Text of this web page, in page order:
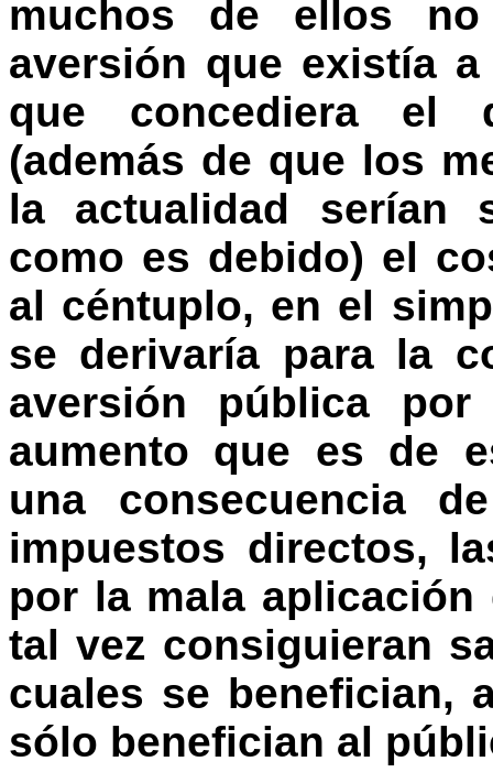
muchos de ellos
aversión que existía
que concediera el
(además de que los
la actualidad serían
como es debido) el
al céntuplo, en el
se derivaría para la
aversión pública
aumento que es de
una consecuencia
impuestos directos,
por la mala
tal vez consiguieran
cuales se benefician,
sólo benefician al